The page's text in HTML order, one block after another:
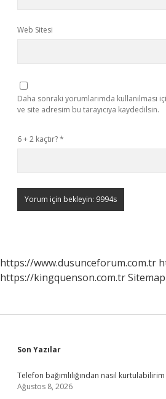
Web Sitesi
Daha sonraki yorumlarımda kullanılması
ve site adresim bu tarayıcıya kaydedilsin.
6 + 2 kaçtır?*
https://www.dusunceforum.com.tr
https://kingquenson.com.trSitemap
Sidebar
Son Yazılar
Telefon bağımlılığından nasıl kurtulabilirim
Ağustos 8, 2026